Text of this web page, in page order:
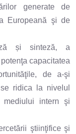
generate de
Europeană şi de
și sinteză, a
capacitatea
de a-şi
ridica la nivelul
mediului intern şi
ştiinţifice şi